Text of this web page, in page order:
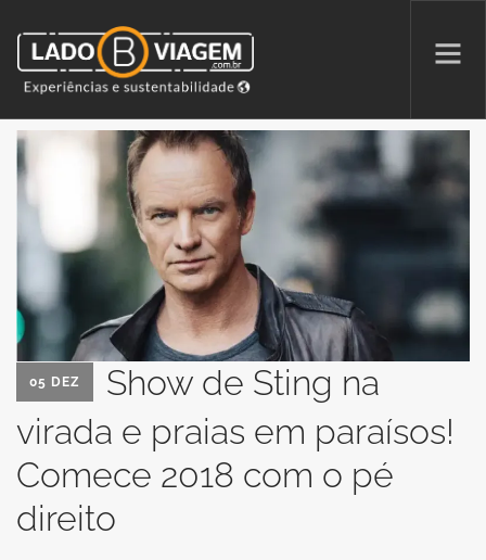
PROMOÇÕES
NA MÍDIA
PATAS AO ALTO
SEARCH SITE
05 DEZ
Show de Sting na
virada e praias em paraísos!
Comece 2018 com o pé
direito